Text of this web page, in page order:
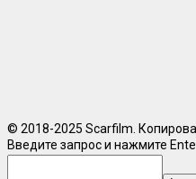
© 2018-2025 Scarfilm.
Введите запрос и нажмите